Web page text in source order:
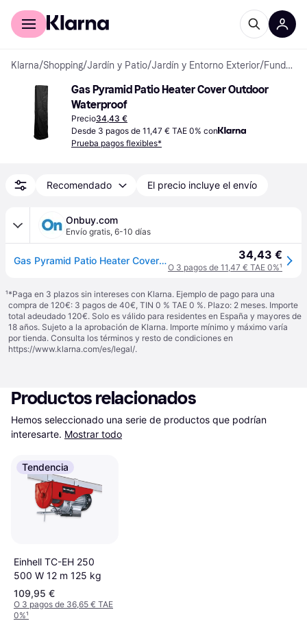
Comprar con Klarna
Klarna/Shopping/Jardín y Patio/Jardín y Entorno Exterior/ Fundas para calentadores de patio
Gas Pyramid Patio Heater Cover Outdoor
Waterproof
Precio34,43 €
Desde 3 pagos de 11,47 € TAE 0% con
Prueba pagos flexibles*
Recomendado El precio incluye el envío
Onbuy.com
Envío gratis, 6-10 días
Gas Pyramid Patio Heater Cover Outdoor Waterproof 34,43 €
O 3 pagos de 11,47 € TAE 0%¹
¹*Paga en 3 plazos sin intereses con Klarna. Ejemplo de pago para una
compra de 120€: 3 pagos de 40€, TIN 0 % TAE 0 %. Plazo: 2 meses. Importe
total adeudado 120€. Solo es válido para residentes en España y mayores de
18 años. Sujeto a la aprobación de Klarna. Importe mínimo y máximo varía
por tienda. Consulta los términos y resto de condiciones en
https://www.klarna.com/es/legal/.
Productos relacionados
Hemos seleccionado una serie de productos que podrían
interesarte. Mostrar todo
Tendencia
Einhell TC-EH 250
500 W 12 m 125 kg
109,95 €
O 3 pagos de 36,65 € TAE
0%¹